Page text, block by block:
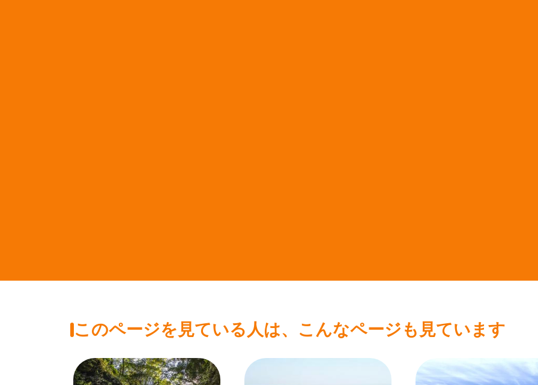
このページを見ている人は、こんなページも見ています